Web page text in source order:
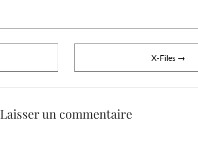
X-Files →
Laisser un commentaire